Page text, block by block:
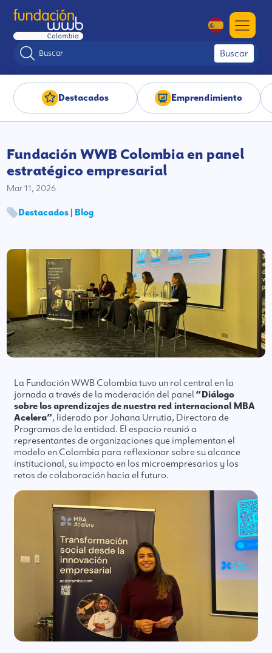
Buscar
Destacados Emprendimiento
Fundación WWB Colombia en panel
estratégico empresarial
Mar 11, 2026
Destacados | Blog
La Fundación WWB Colombia tuvo un rol central en la
jornada a través de la moderación del panel“Diálogo
sobre los aprendizajes de nuestra red internacional MBA
Acelera”, liderado por Johana Urrutia, Directora de
Programas de la entidad. El espacio reunió a
representantes de organizaciones que implementan el
modelo en Colombia para reflexionar sobre su alcance
institucional, su impacto en los microempresarios y los
retos de colaboración hacia el futuro.